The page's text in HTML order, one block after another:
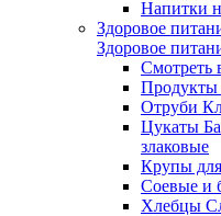
Напитки
Здоровое
Здоровое
Смотреть
Продукты
Отруби
Цукаты
злаковые
Крупы
Соевые и
Хлебцы